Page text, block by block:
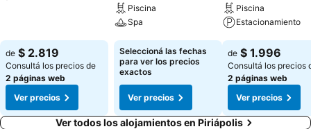
de $ 2.819
Consultá los precios de
2 páginas web
Ver precios
Piscina
Spa
Ver precios
Seleccioná las fechas
para ver los precios
exactos
Ver precios
Piscina
Estacionamiento
Ver precios
de $ 1.996
Consultá los precios
2 páginas web
Ver precios
Ver todos los alojamientos en Piriápolis